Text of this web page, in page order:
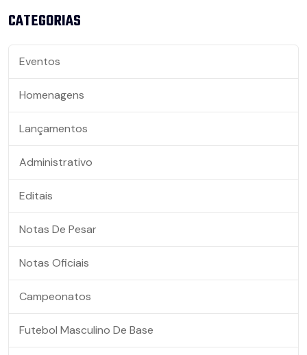
CATEGORIAS
Eventos
Homenagens
Lançamentos
Administrativo
Editais
Notas De Pesar
Notas Oficiais
Campeonatos
Futebol Masculino De Base